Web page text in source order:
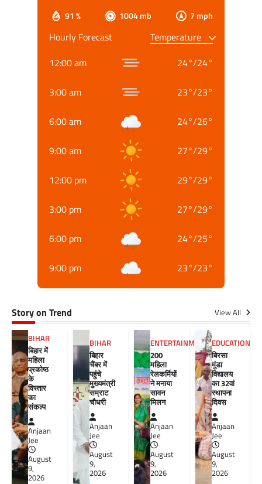
91 % 1004 mb 7 mph
Hourly Forecast
12:00 am
24°/24°
3:00 am 23°/23°
6:00 am 24°/26°
9:00 am 27°/29°
12:00 pm 29°/29°
3:00 pm 27°/29°
6:00 pm 24°/25°
9:00 pm 23°/23°
Story on Trend View All
BIHAR
बिहार में
महिला
प्रकोष्ठ
के
विस्तार
का
संकल्प
Anjaan
Jee
August
9,
2026
BIHAR
बिहार
चैंबर में
पहुंचे
मुख्यमंत्री
सम्राट
चौधरी
Anjaan
Jee
August
9,
2026
ENTERTAINMENT
200
महिला
रेलकर्मियों
ने मनाया
सावन
मिलन
Anjaan
Jee
August
9,
2026
EDUCATION
बिरसा
मुंडा
विद्यालय
का 32वां
स्थापना
दिवस
Anjaan
Jee
August
9,
2026